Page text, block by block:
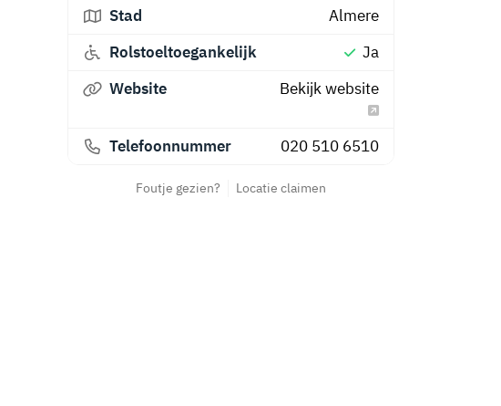
Stad
Almere
Rolstoeltoegankelijk
Ja
Website
Bekijk website
Telefoonnummer 020 510 6510
Foutje gezien? Locatie claimen